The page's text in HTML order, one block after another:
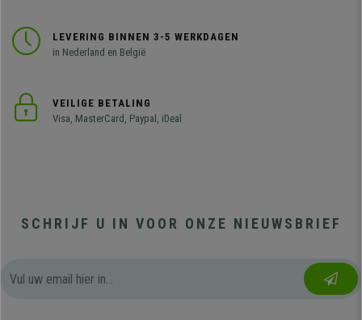
LEVERING BINNEN 3-5 WERKDAGEN
in Nederland en België
VEILIGE BETALING
Visa, MasterCard, Paypal, iDeal
SCHRIJF U IN VOOR ONZE NIEUWSBRIEF